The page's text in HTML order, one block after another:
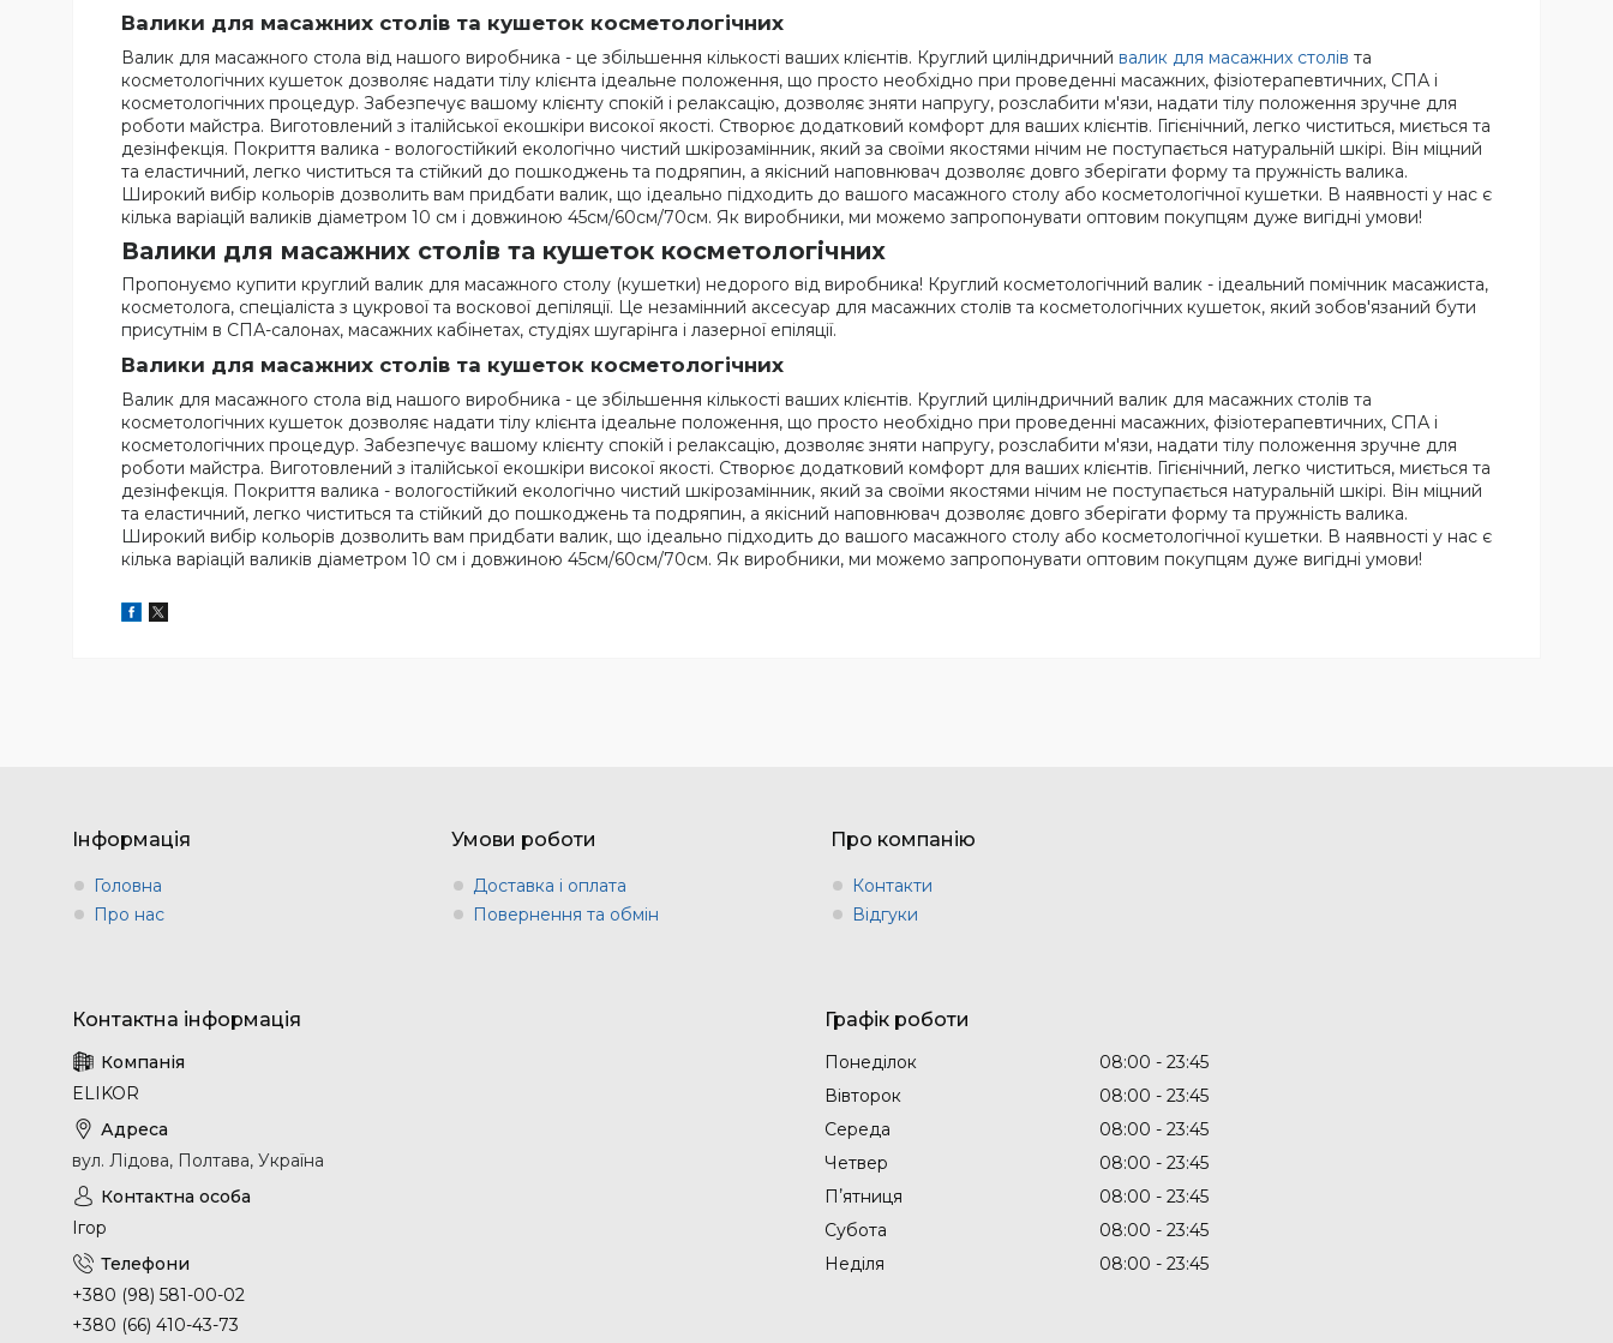
Валики для масажних столів та кушеток косметологічних
Валик для масажного стола від нашого виробника - це збільшення кількості ваших клієнтів. Круглий циліндричний валик для масажних столів та
косметологічних кушеток дозволяє надати тілу клієнта ідеальне положення, що просто необхідно при проведенні масажних, фізіотерапевтичних, СПА і
косметологічних процедур. Забезпечує вашому клієнту спокій і релаксацію, дозволяє зняти напругу, розслабити м'язи, надати тілу положення зручне для
роботи майстра. Виготовлений з італійської екошкіри високої якості. Створює додатковий комфорт для ваших клієнтів. Гігієнічний, легко чиститься, миється та
дезінфекція. Покриття валика - вологостійкий екологічно чистий шкірозамінник, який за своїми якостями нічим не поступається натуральній шкірі. Він міцний
та еластичний, легко чиститься та стійкий до пошкоджень та подряпин, а якісний наповнювач дозволяє довго зберігати форму та пружність валика.
Широкий вибір кольорів дозволить вам придбати валик, що ідеально підходить до вашого масажного столу або косметологічної кушетки. В наявності у нас є
кілька варіацій валиків діаметром 10 см і довжиною 45см/60см/70см. Як виробники, ми можемо запропонувати оптовим покупцям дуже вигідні умови!
Валики для масажних столів та кушеток косметологічних
Пропонуємо купити круглий валик для масажного столу (кушетки) недорого від виробника! Круглий косметологічний валик - ідеальний помічник масажиста,
косметолога, спеціаліста з цукрової та воскової депіляції. Це незамінний аксесуар для масажних столів та косметологічних кушеток, який зобов'язаний бути
присутнім в СПА-салонах, масажних кабінетах, студіях шугарінга і лазерної епіляції.
Валики для масажних столів та кушеток косметологічних
Валик для масажного стола від нашого виробника - це збільшення кількості ваших клієнтів. Круглий циліндричний валик для масажних столів та
косметологічних кушеток дозволяє надати тілу клієнта ідеальне положення, що просто необхідно при проведенні масажних, фізіотерапевтичних, СПА і
косметологічних процедур. Забезпечує вашому клієнту спокій і релаксацію, дозволяє зняти напругу, розслабити м'язи, надати тілу положення зручне для
роботи майстра. Виготовлений з італійської екошкіри високої якості. Створює додатковий комфорт для ваших клієнтів. Гігієнічний, легко чиститься, миється та
дезінфекція. Покриття валика - вологостійкий екологічно чистий шкірозамінник, який за своїми якостями нічим не поступається натуральній шкірі. Він міцний
та еластичний, легко чиститься та стійкий до пошкоджень та подряпин, а якісний наповнювач дозволяє довго зберігати форму та пружність валика.
Широкий вибір кольорів дозволить вам придбати валик, що ідеально підходить до вашого масажного столу або косметологічної кушетки. В наявності у нас є
кілька варіацій валиків діаметром 10 см і довжиною 45см/60см/70см. Як виробники, ми можемо запропонувати оптовим покупцям дуже вигідні умови!
Інформація
Головна
Про нас
Умови роботи
Доставка і оплата
Повернення та обмін
Про компанію
Контакти
Відгуки
ELIKOR
вул. Лідова, Полтава, Україна
Ігор
+380 (98) 581-00-02
+380 (66) 410-43-73
Графік роботи
Понеділок 08:00
23:45
Вівторок
08:00
23:45
Середа
08:00
23:45
Четвер
08:00
23:45
Пʼятниця
08:00
23:45
Субота
08:00
23:45
Неділя
08:00 23:45